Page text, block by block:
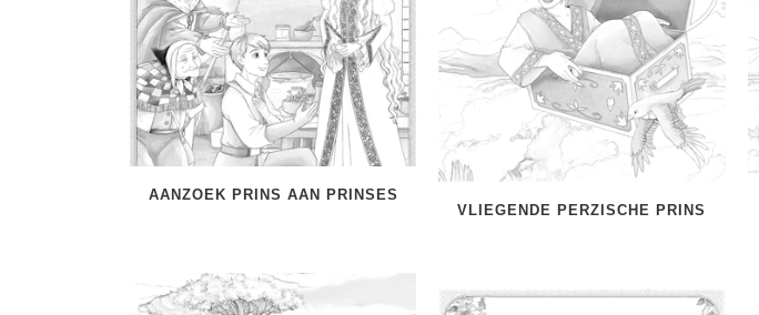
AANZOEK PRINS AAN PRINSES
VLIEGENDE PERZISCHE PRINS